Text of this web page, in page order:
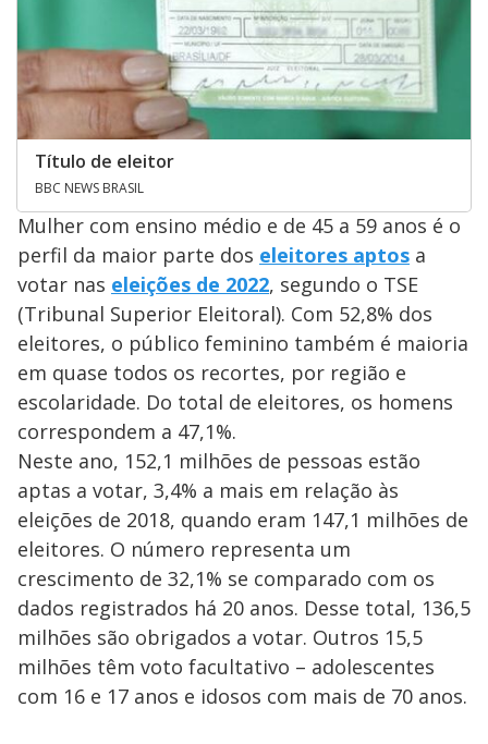
Título de eleitor
BBC NEWS BRASIL
Mulher com ensino médio e de 45 a 59 anos é o
perfil da maior parte dos eleitores aptos a
votar nas eleições de 2022, segundo o TSE
(Tribunal Superior Eleitoral). Com 52,8% dos
eleitores, o público feminino também é maioria
em quase todos os recortes, por região e
escolaridade. Do total de eleitores, os homens
correspondem a 47,1%.
Neste ano, 152,1 milhões de pessoas estão
aptas a votar, 3,4% a mais em relação às
eleições de 2018, quando eram 147,1 milhões de
eleitores. O número representa um
crescimento de 32,1% se comparado com os
dados registrados há 20 anos. Desse total, 136,5
milhões são obrigados a votar. Outros 15,5
milhões têm voto facultativo – adolescentes
com 16 e 17 anos e idosos com mais de 70 anos.